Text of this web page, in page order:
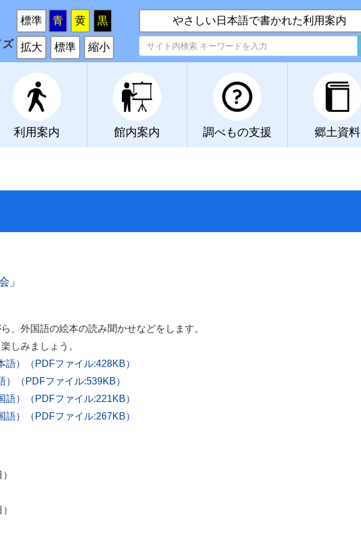
標準 青 黄
黒
ズ 拡大 標準 縮小
やさしい日本語で書かれた利用案内
利用案内 館内案内 調べもの支援 郷土資料
」
、外国語の絵本の読み聞かせなどをします。
しみましょう。
語）（PDFファイル:428KB）
）（PDFファイル:539KB）
語）（PDFファイル:221KB）
語）（PDFファイル:267KB）